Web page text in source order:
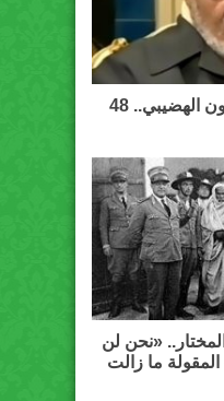
في ذكرى المستشار مأمون الهضيبي.. 48
«نحن لن
ما زالت